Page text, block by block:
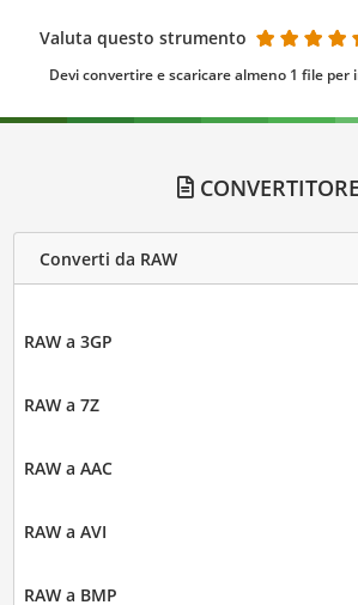
Valuta questo strumento
Devi convertire e scaricare almeno 1 file per
CONVERTITORE
Converti da RAW
RAW a 3GP
RAW a 7Z
RAW a AAC
RAW a AVI
RAW a BMP